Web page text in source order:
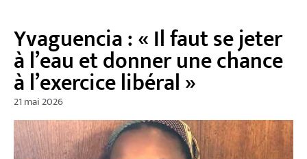
Yvaguencia : « Il faut se jeter
à l’eau et donner une chance
à l’exercice libéral »
21 mai 2026